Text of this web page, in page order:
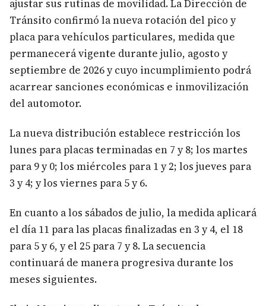
ajustar sus rutinas de movilidad. La Dirección de
Tránsito confirmó la nueva rotación del pico y
placa para vehículos particulares, medida que
permanecerá vigente durante julio, agosto y
septiembre de 2026 y cuyo incumplimiento podrá
acarrear sanciones económicas e inmovilización
del automotor.
La nueva distribución establece restricción los
lunes para placas terminadas en 7 y 8; los martes
para 9 y 0; los miércoles para 1 y 2; los jueves para
3 y 4; y los viernes para 5 y 6.
En cuanto a los sábados de julio, la medida aplicará
el día 11 para las placas finalizadas en 3 y 4, el 18
para 5 y 6, y el 25 para 7 y 8. La secuencia
continuará de manera progresiva durante los
meses siguientes.